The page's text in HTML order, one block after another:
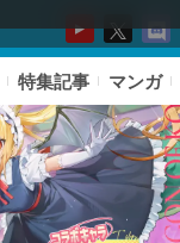
特集記事 マンガ